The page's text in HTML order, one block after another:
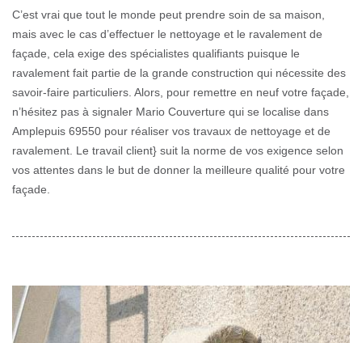
C’est vrai que tout le monde peut prendre soin de sa maison,
mais avec le cas d’effectuer le nettoyage et le ravalement de
façade, cela exige des spécialistes qualifiants puisque le
ravalement fait partie de la grande construction qui nécessite des
savoir-faire particuliers. Alors, pour remettre en neuf votre façade,
n’hésitez pas à signaler Mario Couverture qui se localise dans
Amplepuis 69550 pour réaliser vos travaux de nettoyage et de
ravalement. Le travail client} suit la norme de vos exigence selon
vos attentes dans le but de donner la meilleure qualité pour votre
façade.